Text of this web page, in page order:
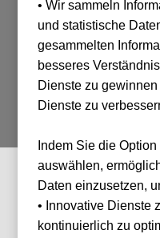
Home
• Wir sammeln
und statistische
gesammelten
besseres
Dienste zu
Dienste zu
Indem Sie die
auswählen,
Daten einzusetzen,
• Innovative Dienste
kontinuierlich zu